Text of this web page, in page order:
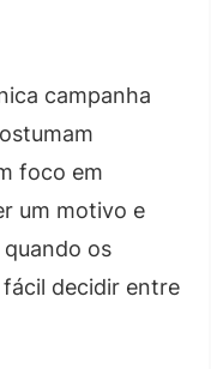
campanha
foco em
um motivo e
os
decidir entre